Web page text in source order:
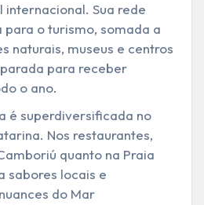
Sua rede
o turismo, somada a
naturais, museus e centros
para receber
o ano.
é superdiversificada no
Nos restaurantes,
quanto na Praia
sabores locais e
do Mar